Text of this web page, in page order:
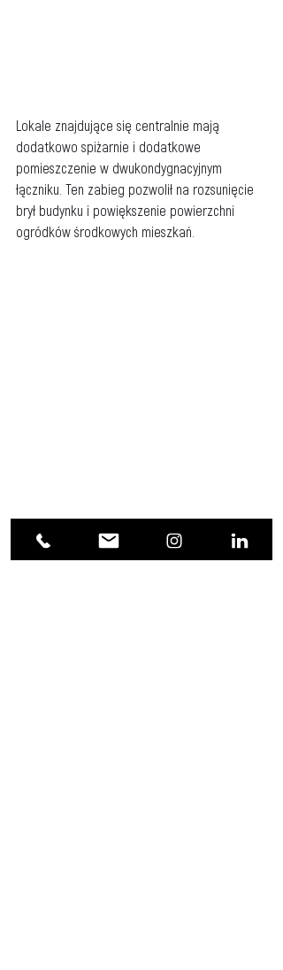
Lokale znajdujące się centralnie mają
dodatkowo spiżarnie i dodatkowe
pomieszczenie w dwukondygnacyjnym
łączniku. Ten zabieg pozwolił na rozsunięcie
brył budynku i powiększenie powierzchni
ogródków środkowych mieszkań.